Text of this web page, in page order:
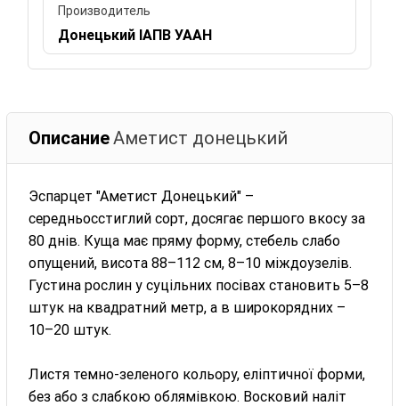
Производитель
Донецький ІАПВ УААН
ОписаниеАметист донецький
Эспарцет "Аметист Донецький" –
середньосстиглий сорт, досягає першого вкосу за
80 днів. Куща має пряму форму, стебель слабо
опущений, висота 88–112 см, 8–10 міждоузелів.
Густина рослин у суцільних посівах становить 5–8
штук на квадратний метр, а в широкорядних –
10–20 штук.
Листя темно-зеленого кольору, еліптичної форми,
без або з слабкою облямівкою. Восковий наліт